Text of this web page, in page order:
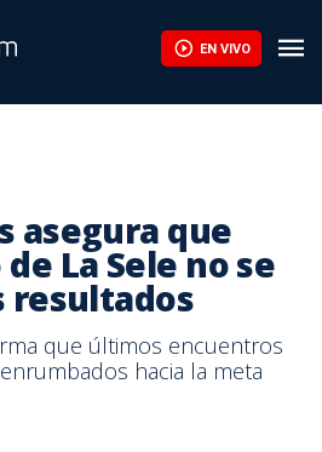
EN VIVO
asegura que
La Sele no se
resultados
que últimos encuentros
hacia la meta